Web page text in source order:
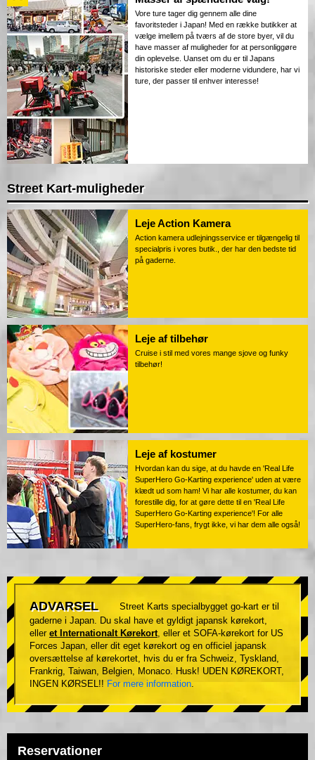
Vore ture tager dig gennem alle dine
favoritsteder i Japan! Med en række butikker at
vælge imellem på tværs af de store byer, vil du
have masser af muligheder for at personliggøre
din oplevelse. Uanset om du er til Japans
historiske steder eller moderne vidundere, har vi
ture, der passer til enhver interesse!
Street Kart-muligheder
Leje Action Kamera
Action kamera udlejningsservice er tilgængelig til
specialpris i vores butik., der har den bedste tid
på gaderne.
Leje af tilbehør
Cruise i stil med vores mange sjove og funky
tilbehør!
Leje af kostumer
Hvordan kan du sige, at du havde en 'Real Life
SuperHero Go-Karting experience' uden at være
klædt ud som ham! Vi har alle kostumer, du kan
forestille dig, for at gøre dette til en 'Real Life
SuperHero Go-Karting experience'! For alle
SuperHero-fans, frygt ikke, vi har dem alle også!
ADVARSEL
Street Karts specialbygget go-kart er til
gaderne i Japan. Du skal have et gyldigt japansk kørekort,
eller et Internationalt Kørekort, eller et SOFA-kørekort for US
Forces Japan, eller dit eget kørekort og en officiel japansk
oversættelse af kørekortet, hvis du er fra Schweiz, Tyskland,
Frankrig, Taiwan, Belgien, Monaco. Husk! UDEN KØREKORT,
INGEN KØRSEL!! For mere information.
Reservationer